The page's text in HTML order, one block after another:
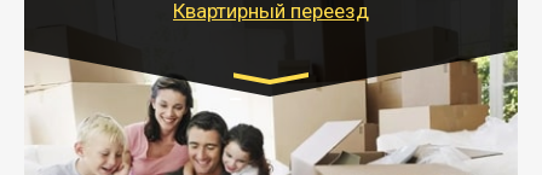
Квартирный переезд
Газель: 1,5 и 3 тонны
от 5000 руб.